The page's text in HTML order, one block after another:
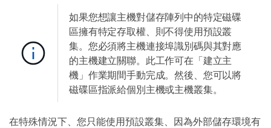
如果您想讓主機對儲存陣列中的特定磁碟
區擁有特定存取權、則不得使用預設叢
集。您必須將主機連接埠識別碼與其對應
的主機建立關聯。此工作可在「建立主
機」作業期間手動完成。然後、您可以將
磁碟區指派給個別主機或主機叢集。
在特殊情況下、您只能使用預設叢集、因為外部儲存環境有